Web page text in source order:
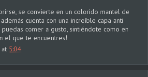
se convierte en un colorido mantel de
cuenta con una increíble capa anti
puedas comer a gusto, sintiéndote como en
el que te encuentres!
at 5:04